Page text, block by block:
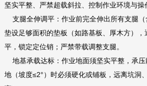
坚实平整、严禁超载斜拉、控制作业环境与操
支腿全伸调平‌：作业前完全伸出所有支腿（
垫设足够面积的垫板（如路基板、厚木方）
平‌，锁定定位销；严禁带载调整支腿。
地基承载达标‌：作业地面须坚实平整，‌承压
地（坡度≤2°）时必须硬化或铺板，远离坑洞